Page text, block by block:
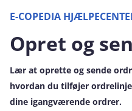
E-COPEDIA
Opret og
Lær at oprette og sende
hvordan du tilføjer
dine igangværende ordrer.